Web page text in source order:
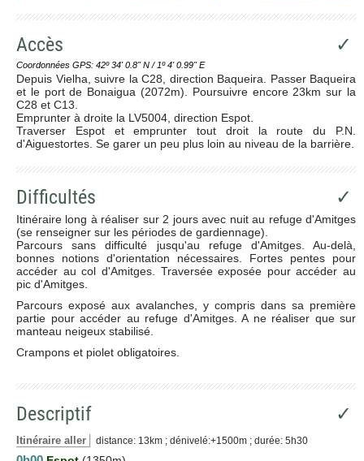
Accès ✓
Coordonnées GPS: 42º 34' 0.8'' N / 1º 4' 0.99'' E
Depuis Vielha, suivre la C28, direction Baqueira. Passer Baqueira
et le port de Bonaigua (2072m). Poursuivre encore 23km sur la
C28 et C13.
Emprunter à droite la LV5004, direction Espot.
Traverser Espot et emprunter tout droit la route du P.N.
d'Aiguestortes. Se garer un peu plus loin au niveau de la barrière.
Difficultés ✓
Itinéraire long à réaliser sur 2 jours avec nuit au refuge d'Amitges
(se renseigner sur les périodes de gardiennage).
Parcours sans difficulté jusqu'au refuge d'Amitges. Au-delà,
bonnes notions d'orientation nécessaires. Fortes pentes pour
accéder au col d'Amitges. Traversée exposée pour accéder au
pic d'Amitges.
Parcours exposé aux avalanches, y compris dans sa première
partie pour accéder au refuge d'Amitges. A ne réaliser que sur
manteau neigeux stabilisé.
Crampons et piolet obligatoires.
Descriptif ✓
Itinéraire aller distance: 13km ; dénivelé:+1500m ; durée: 5h30